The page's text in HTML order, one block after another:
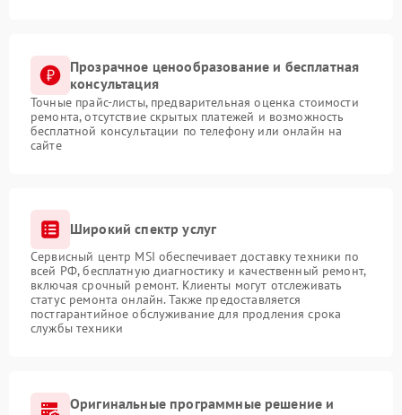
Прозрачное ценообразование и бесплатная
консультация
Точные прайс-листы, предварительная оценка стоимости
ремонта, отсутствие скрытых платежей и возможность
бесплатной консультации по телефону или онлайн на
сайте
Широкий спектр услуг
Сервисный центр MSI обеспечивает доставку техники по
всей РФ, бесплатную диагностику и качественный ремонт,
включая срочный ремонт. Клиенты могут отслеживать
статус ремонта онлайн. Также предоставляется
постгарантийное обслуживание для продления срока
службы техники
Оригинальные программные решение и